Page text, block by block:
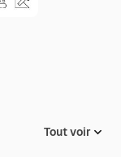
Tout voir